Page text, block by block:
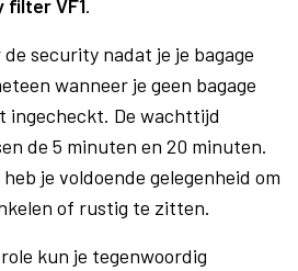
filter VF1.
security nadat je je bagage
wanneer je geen bagage
ingecheckt. De wachttijd
de 5 minuten en 20 minuten.
je voldoende gelegenheid om
of rustig te zitten.
kun je tegenwoordig